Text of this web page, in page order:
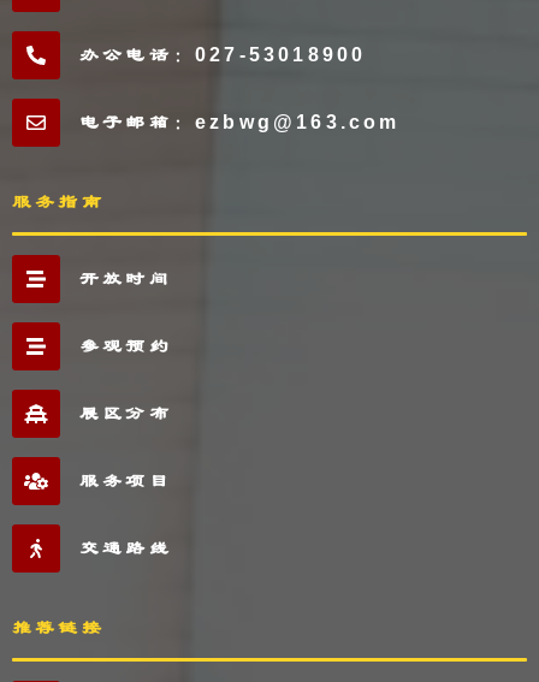
办公电话：027-53018900
电子邮箱：ezbwg@163.com
服务指南
开放时间
参观预约
展区分布
服务项目
交通路线
推荐链接